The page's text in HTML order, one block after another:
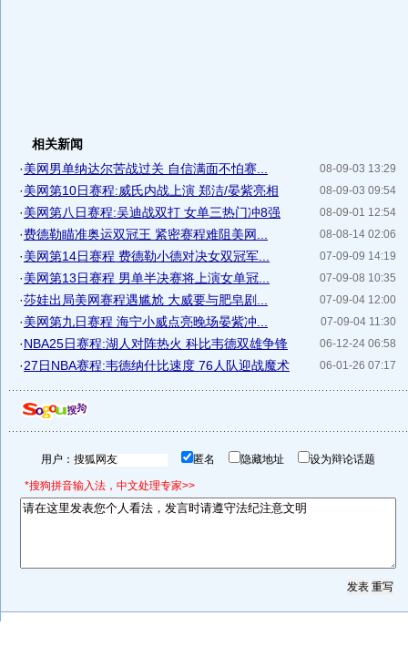
相关新闻
08-09-03 13:29
·美网男单纳达尔苦战过关 自信满面不怕赛...
08-09-03 09:54
·美网第10日赛程:威氏内战上演 郑洁/晏紫亮相
08-09-01 12:54
·美网第八日赛程:吴迪战双打 女单三热门冲8强
08-08-14 02:06
·费德勒瞄准奥运双冠王 紧密赛程难阻美网...
07-09-09 14:19
·美网第14日赛程 费德勒小德对决女双冠军...
07-09-08 10:35
·美网第13日赛程 男单半决赛将上演女单冠...
07-09-04 12:00
·莎娃出局美网赛程遇尴尬 大威要与肥皂剧...
07-09-04 11:30
·美网第九日赛程 海宁小威点亮晚场晏紫冲...
06-12-24 06:58
·NBA25日赛程:湖人对阵热火 科比韦德双雄争锋
06-01-26 07:17
·27日NBA赛程:韦德纳什比速度 76人队迎战魔术
用户： 匿名 隐藏地址 设为辩论话题
*搜狗拼音输入法，中文处理专家>>